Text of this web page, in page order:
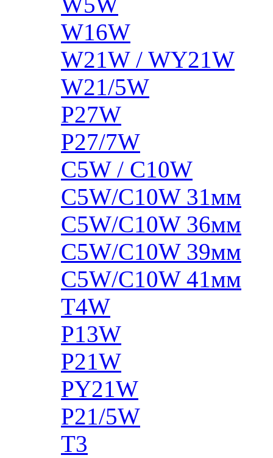
W16W
W21W / WY21W
W21/5W
P27W
P27/7W
C5W / C10W
C5W/C10W 31мм
C5W/C10W 36мм
C5W/C10W 39мм
C5W/C10W 41мм
T4W
P13W
P21W
PY21W
P21/5W
T3